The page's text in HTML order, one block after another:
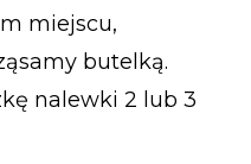
miejscu,
butelką.
nalewki 2 lub 3